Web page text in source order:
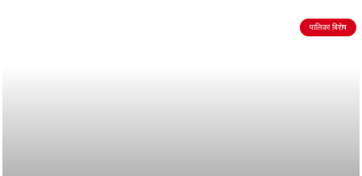
पालिका बिशेष